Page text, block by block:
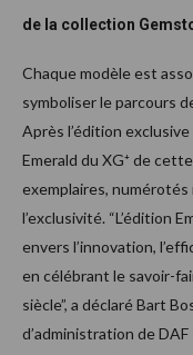
de la collection
Chaque modèle est
symboliser le parcours
Après l’édition
Emerald du XG⁺ de
exemplaires,
l’exclusivité. “L’édition
envers l’innovation,
en célébrant le savoir-
siècle”, a déclaré Bart
d’administration de